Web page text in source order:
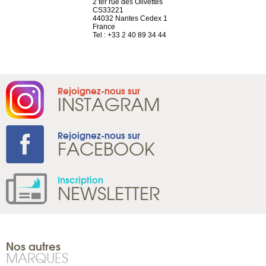
2 ter rue des Olivettes
CS33221
44032 Nantes Cedex 1
France
Tel : +33 2 40 89 34 44
Rejoignez-nous sur
INSTAGRAM
Rejoignez-nous sur
FACEBOOK
Inscription
NEWSLETTER
Nos autres
MARQUES